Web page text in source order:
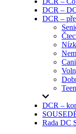
DCR –
DCR –
DCR –
Rada DC